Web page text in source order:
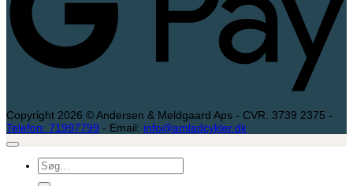
Copyright 2026 © Andersen & Meldgaard Aps - CVR. 3739 2375 -
Telefon: 71997799 - Email: info@amladcykler.dk
Søg
efter: